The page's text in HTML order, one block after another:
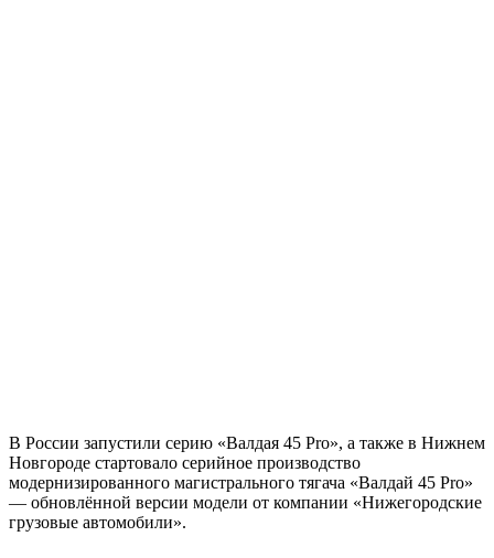
В России запустили серию «Валдая 45 Pro», а также в Нижнем
Новгороде стартовало серийное производство
модернизированного магистрального тягача «Валдай 45 Pro»
— обновлённой версии модели от компании «Нижегородские
грузовые автомобили».